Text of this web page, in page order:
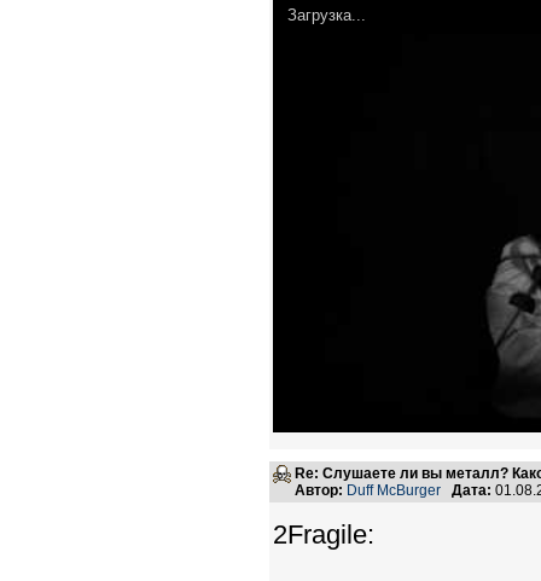
Загрузка...
Re: Слушаете ли вы металл?
Автор: Duff McBurger Дата:
2Fragile: